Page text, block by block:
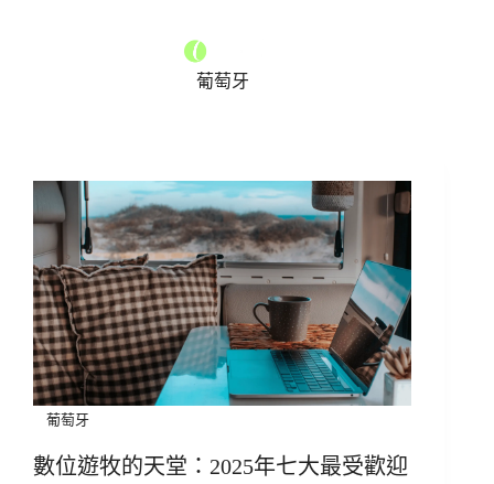
葡萄牙
葡萄牙
數位遊牧的天堂：2025年七大最受歡迎